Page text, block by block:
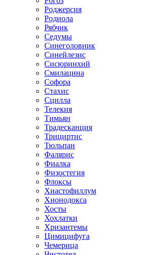
Роджерсия
Родиола
Рябчик
Седумы
Синеголовник
Синейлезис
Сисюринхий
Смилацина
Софора
Стахис
Сцилла
Телекия
Тимьян
Традесканция
Трициртис
Тюльпан
Фалярис
Фиалка
Физостегия
Флоксы
Хиастофиллум
Хионодокса
Хосты
Хохлатки
Хризантемы
Цимицифуга
Чемерица